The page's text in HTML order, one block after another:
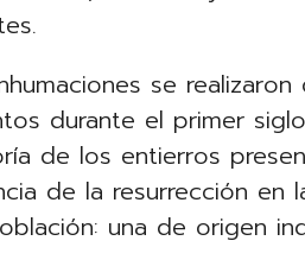
se
durante el primer
de los entierros
de la resurrección
una de origen